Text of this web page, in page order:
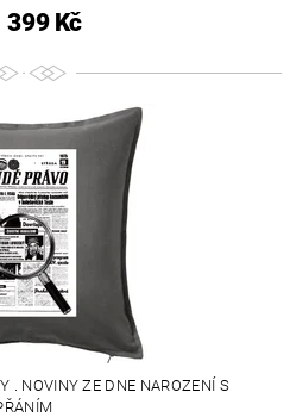
Kč
. NOVINY ZE DNE NAROZENÍ S